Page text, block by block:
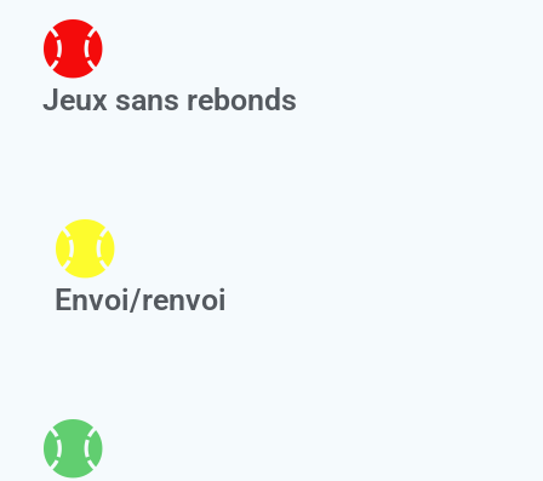
Jeux sans rebonds
Envoi/renvoi